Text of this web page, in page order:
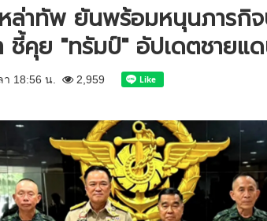
ล่าทัพ ยันพร้อมหนุนภารกิ
คุย "ทรัมป์" อัปเดตชายแด
า 18:56 น. 2,959